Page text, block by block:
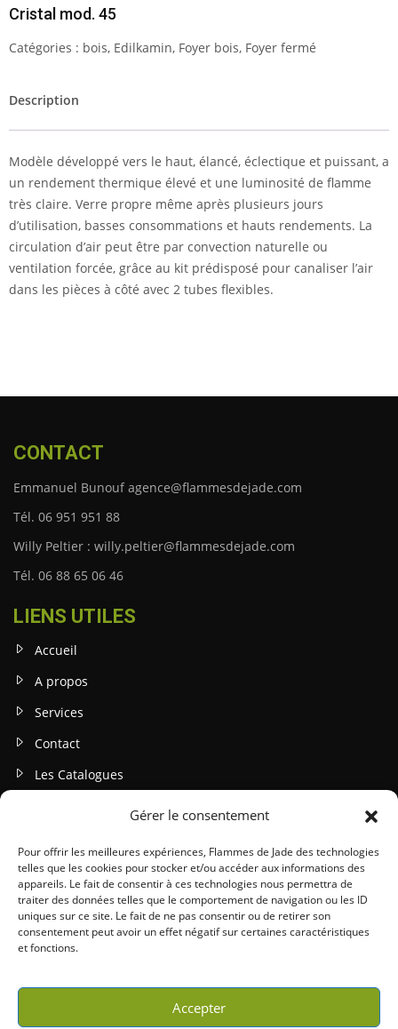
Gérer le consentement
Pour offrir les meilleures expériences, Flammes de Jade des technologies
telles que les cookies pour stocker et/ou accéder aux informations des
appareils. Le fait de consentir à ces technologies nous permettra de
traiter des données telles que le comportement de navigation ou les ID
uniques sur ce site. Le fait de ne pas consentir ou de retirer son
consentement peut avoir un effet négatif sur certaines caractéristiques
et fonctions.
Accepter
Cristal mod. 45
Catégories : bois, Edilkamin, Foyer bois, Foyer fermé
Description
Modèle développé vers le haut, élancé, éclectique et puissant, a
un rendement thermique élevé et une luminosité de flamme
très claire. Verre propre même après plusieurs jours
d’utilisation, basses consommations et hauts rendements. La
circulation d’air peut être par convection naturelle ou
ventilation forcée, grâce au kit prédisposé pour canaliser l’air
dans les pièces à côté avec 2 tubes flexibles.
CONTACT
Emmanuel Bunouf agence@flammesdejade.com
Tél. 06 951 951 88
Willy Peltier : willy.peltier@flammesdejade.com
Tél. 06 88 65 06 46
LIENS UTILES
Accueil
A propos
Services
Contact
Les Catalogues
INFOS LEGALES
Mentions légales
Politique de confidentialité
Gestion des cookies
Conditions générales (CGU / CGV)